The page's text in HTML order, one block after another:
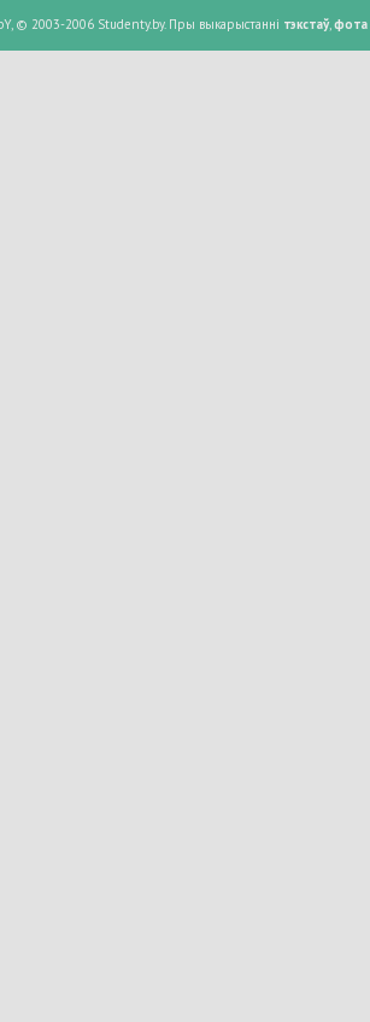
© 2003-2006 Studenty.by. Пры выкарыстанні тэкстаў, фота